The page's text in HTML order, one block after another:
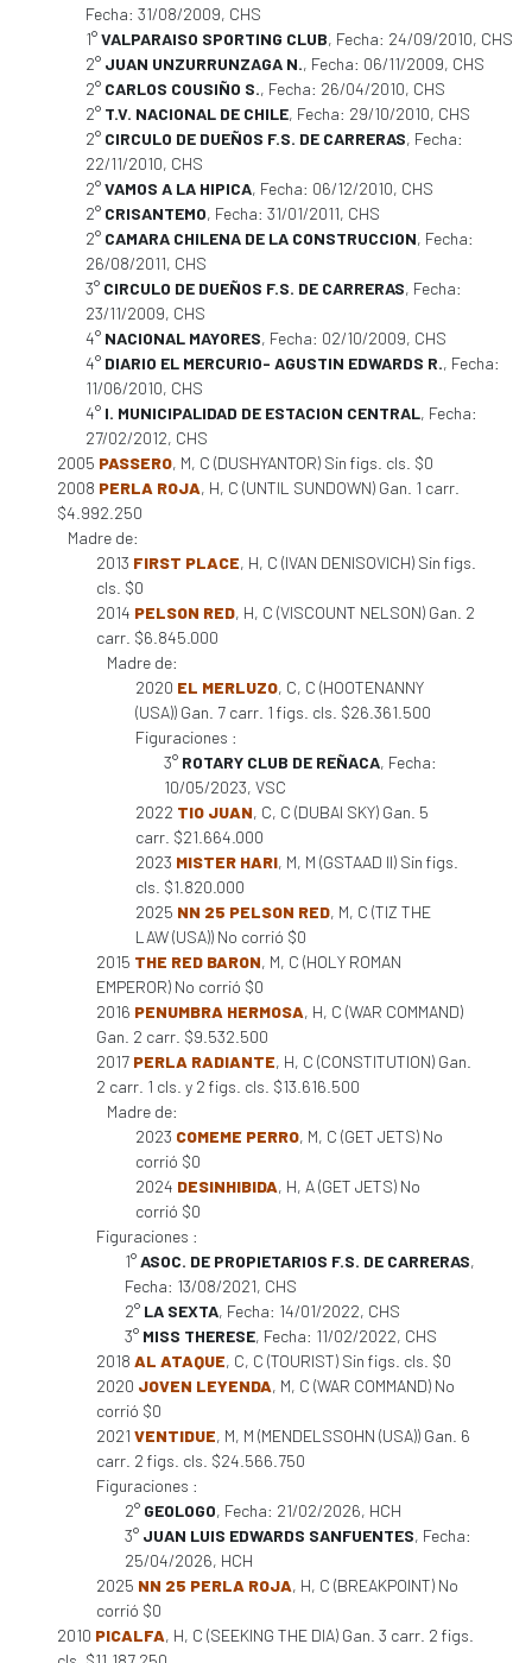
Fecha: 31/08/2009, CHS
1°VALPARAISO SPORTING CLUB, Fecha: 24/09/2010, CHS
2° JUAN UNZURRUNZAGA N., Fecha: 06/11/2009, CHS
2° CARLOS COUSIÑO S., Fecha: 26/04/2010, CHS
2° T.V. NACIONAL DE CHILE, Fecha: 29/10/2010, CHS
2° CIRCULO DE DUEÑOS F.S. DE CARRERAS, Fecha:
22/11/2010, CHS
2°VAMOS A LA HIPICA, Fecha: 06/12/2010, CHS
2° CRISANTEMO, Fecha: 31/01/2011, CHS
2° CAMARA CHILENA DE LA CONSTRUCCION, Fecha:
26/08/2011, CHS
3° CIRCULO DE DUEÑOS F.S. DE CARRERAS, Fecha:
23/11/2009, CHS
4° NACIONAL MAYORES, Fecha: 02/10/2009, CHS
4° DIARIO EL MERCURIO- AGUSTIN EDWARDS R., Fecha:
11/06/2010, CHS
4° I. MUNICIPALIDAD DE ESTACION CENTRAL, Fecha:
27/02/2012, CHS
2005 PASSERO, M, C (DUSHYANTOR) Sin figs. cls. $0
2008 PERLA ROJA, H, C (UNTIL SUNDOWN) Gan. 1 carr.
$4.992.250
Madre de:
2013 FIRST PLACE, H, C (IVAN DENISOVICH) Sin figs.
cls. $0
2014 PELSON RED, H, C (VISCOUNT NELSON) Gan. 2
carr. $6.845.000
Madre de:
2020 EL MERLUZO, C, C (HOOTENANNY
(USA)) Gan. 7 carr. 1 figs. cls. $26.361.500
Figuraciones :
3° ROTARY CLUB DE REÑACA, Fecha:
10/05/2023, VSC
2022 TIO JUAN, C, C (DUBAI SKY) Gan. 5
carr. $21.664.000
2023 MISTER HARI, M, M (GSTAAD II) Sin figs.
cls. $1.820.000
2025 NN 25 PELSON RED, M, C (TIZ THE
LAW (USA)) No corrió $0
2015 THE RED BARON, M, C (HOLY ROMAN
EMPEROR) No corrió $0
2016 PENUMBRA HERMOSA, H, C (WAR COMMAND)
Gan. 2 carr. $9.532.500
2017 PERLA RADIANTE, H, C (CONSTITUTION) Gan.
2 carr. 1 cls. y 2 figs. cls. $13.616.500
Madre de:
2023 COMEME PERRO, M, C (GET JETS) No
corrió $0
2024 DESINHIBIDA, H, A (GET JETS) No
corrió $0
Figuraciones :
1°ASOC. DE PROPIETARIOS F.S. DE CARRERAS,
Fecha: 13/08/2021, CHS
2° LA SEXTA, Fecha: 14/01/2022, CHS
3° MISS THERESE, Fecha: 11/02/2022, CHS
2018 AL ATAQUE, C, C (TOURIST) Sin figs. cls. $0
2020 JOVEN LEYENDA, M, C (WAR COMMAND) No
corrió $0
2021 VENTIDUE, M, M (MENDELSSOHN (USA)) Gan. 6
carr. 2 figs. cls. $24.566.750
Figuraciones :
2° GEOLOGO, Fecha: 21/02/2026, HCH
3° JUAN LUIS EDWARDS SANFUENTES, Fecha:
25/04/2026, HCH
2025 NN 25 PERLA ROJA, H, C (BREAKPOINT) No
corrió $0
2010 PICALFA, H, C (SEEKING THE DIA) Gan. 3 carr. 2 figs.